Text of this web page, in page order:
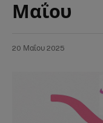
Μαΐου
20 Μαΐου 2025